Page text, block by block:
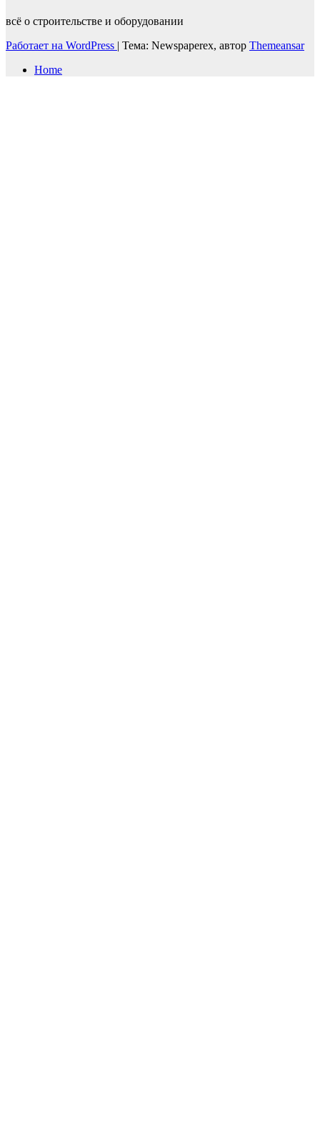
всё о строительстве и оборудовании
Работает на WordPress | Тема: Newspaperex, автор Themeansar
Home